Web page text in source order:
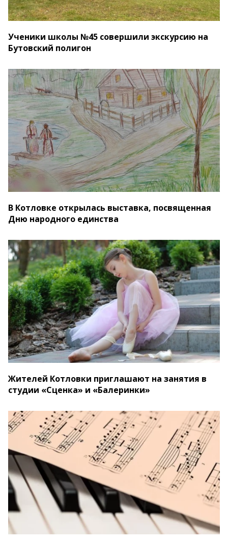
Ученики школы №45 совершили экскурсию на
Бутовский полигон
В Котловке открылась выставка, посвященная
Дню народного единства
Жителей Котловки приглашают на занятия в
студии «Сценка» и «Балеринки»